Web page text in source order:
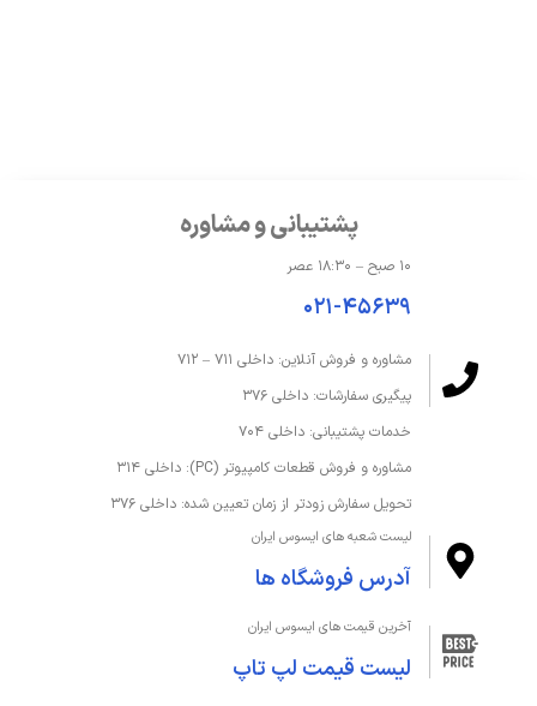
ظرفیت حافظه رم 32 گیگابایت
نوع حافظه داخلی SSD
نوع حافظه رم LPDDR5X
اندازه صفحه نمایش 14 اینچ
دقت صفحه نمایش 2880x1800
صفحه نمایش لمسی بله
صفحه نمایش مات خیر
پشتیبانی و مشاوره
۱۰ صبح – ۱۸:۳۰ عصر
۰۲۱-۴۵۶۳۹
مشاوره و فروش آنلاین: داخلی ۷۱۱ – ۷۱۲
پیگیری سفارشات: داخلی ۳۷۶
خدمات پشتیبانی: داخلی ۷۰۴
مشاوره و فروش قطعات کامپیوتر (PC): داخلی ۳۱۴
تحویل سفارش زودتر از زمان تعیین شده: داخلی ۳۷۶
لیست شعبه های ایسوس ایران
آدرس فروشگاه ها
آخرین قیمت های ایسوس ایران
لیست قیمت لپ تاپ